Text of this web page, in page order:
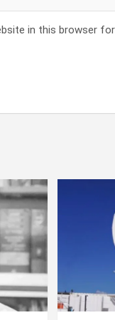
in this browser